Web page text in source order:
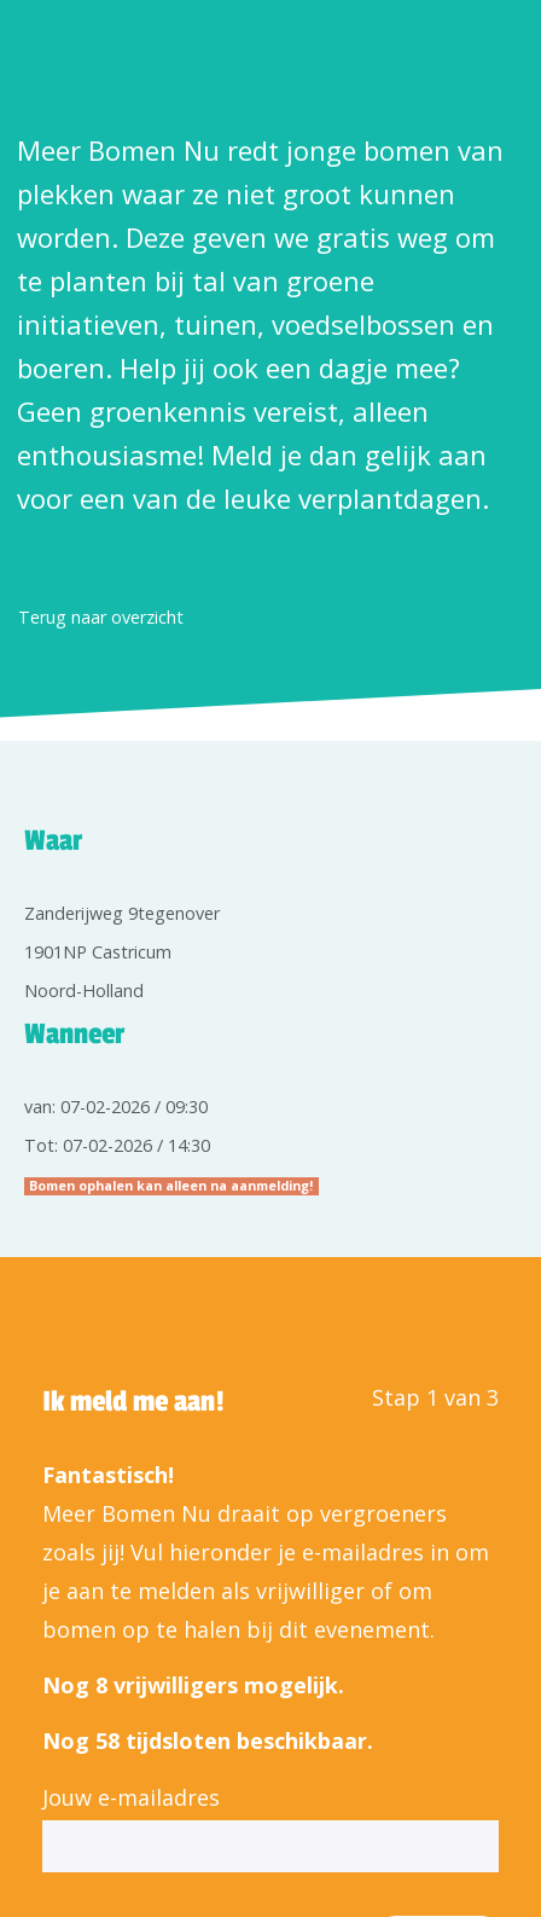
Meer Bomen Nu redt jonge bomen van
plekken waar ze niet groot kunnen
worden. Deze geven we gratis weg om
te planten bij tal van groene
initiatieven, tuinen, voedselbossen en
boeren. Help jij ook een dagje mee?
Geen groenkennis vereist, alleen
enthousiasme! Meld je dan gelijk aan
voor een van de leuke verplantdagen.
Terug naar overzicht
Waar
Zanderijweg 9tegenover
1901NP Castricum
Noord-Holland
Wanneer
van: 07-02-2026 / 09:30
Tot: 07-02-2026 / 14:30
Bomen ophalen kan alleen na aanmelding!
Ik meld me aan! Stap 1 van 3
Fantastisch!
Meer Bomen Nu draait op vergroeners
zoals jij! Vul hieronder je e-mailadres in om
je aan te melden als vrijwilliger of om
bomen op te halen bij dit evenement.
Nog 8 vrijwilligers mogelijk.
Nog 58 tijdsloten beschikbaar.
Jouw e-mailadres